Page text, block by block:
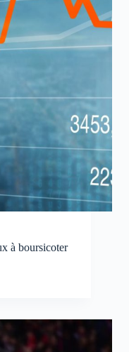
à boursicoter